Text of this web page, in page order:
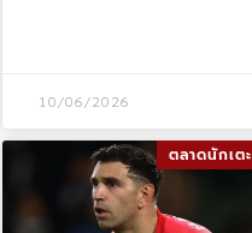
10/06/2026
ตลาดนักเตะ